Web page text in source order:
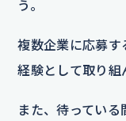
う。
複数企業に応募す
経験として取り組
また、待ってい